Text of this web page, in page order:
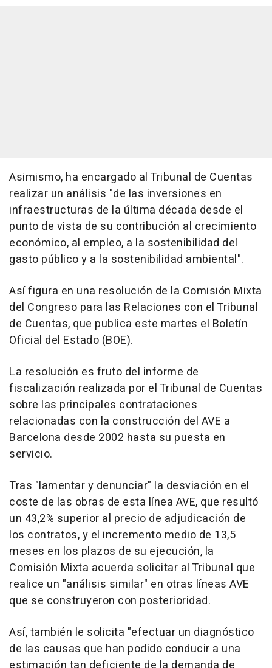
Asimismo, ha encargado al Tribunal de Cuentas
realizar un análisis "de las inversiones en
infraestructuras de la última década desde el
punto de vista de su contribución al crecimiento
económico, al empleo, a la sostenibilidad del
gasto público y a la sostenibilidad ambiental".
Así figura en una resolución de la Comisión Mixta
del Congreso para las Relaciones con el Tribunal
de Cuentas, que publica este martes el Boletín
Oficial del Estado (BOE).
La resolución es fruto del informe de
fiscalización realizada por el Tribunal de Cuentas
sobre las principales contrataciones
relacionadas con la construcción del AVE a
Barcelona desde 2002 hasta su puesta en
servicio.
Tras "lamentar y denunciar" la desviación en el
coste de las obras de esta línea AVE, que resultó
un 43,2% superior al precio de adjudicación de
los contratos, y el incremento medio de 13,5
meses en los plazos de su ejecución, la
Comisión Mixta acuerda solicitar al Tribunal que
realice un "análisis similar" en otras líneas AVE
que se construyeron con posterioridad.
Así, también le solicita "efectuar un diagnóstico
de las causas que han podido conducir a una